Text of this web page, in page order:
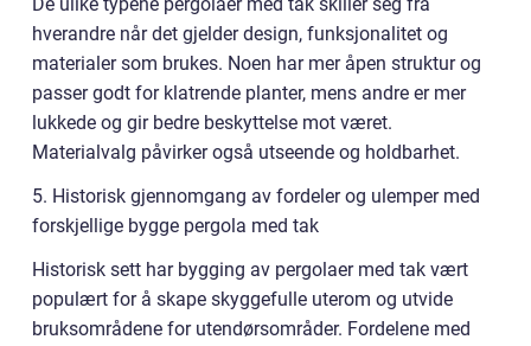
De ulike typene pergolaer med tak skiller seg fra
hverandre når det gjelder design, funksjonalitet og
materialer som brukes. Noen har mer åpen struktur og
passer godt for klatrende planter, mens andre er mer
lukkede og gir bedre beskyttelse mot været.
Materialvalg påvirker også utseende og holdbarhet.
5. Historisk gjennomgang av fordeler og ulemper med
forskjellige bygge pergola med tak
Historisk sett har bygging av pergolaer med tak vært
populært for å skape skyggefulle uterom og utvide
bruksområdene for utendørsområder. Fordelene med